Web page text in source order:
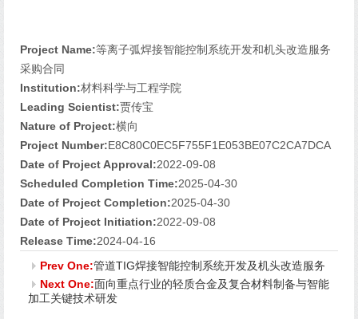
Project Name:等离子弧焊接智能控制系统开发和机头改造服务
采购合同
Institution:材料科学与工程学院
Leading Scientist:贾传宝
Nature of Project:横向
Project Number:E8C80C0EC5F755F1E053BE07C2CA7DCA
Date of Project Approval:2022-09-08
Scheduled Completion Time:2025-04-30
Date of Project Completion:2025-04-30
Date of Project Initiation:2022-09-08
Release Time:2024-04-16
Prev One:管道TIG焊接智能控制系统开发及机头改造服务
Next One:面向重点行业的轻质合金及复合材料制备与智能
加工关键技术研发